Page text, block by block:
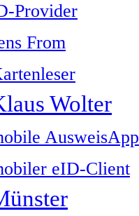
Provider
From
Wolter
AusweisApp
eID-Client